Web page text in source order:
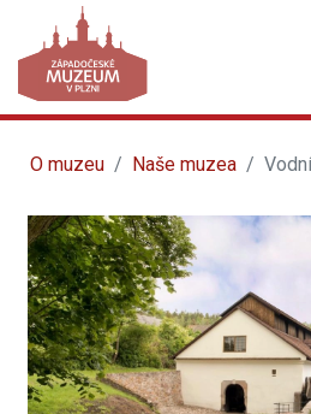
O muzeu Naše muzea